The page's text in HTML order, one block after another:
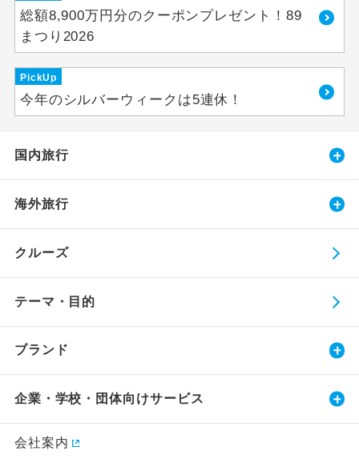
総額8,900万円分のクーポンプレゼント！89
まつり2026
PickUp
今年のシルバーウィークは5連休！
国内旅行
海外旅行
クルーズ
テーマ・目的
ブランド
企業・学校・団体向けサービス
会社案内